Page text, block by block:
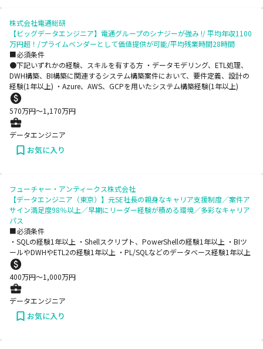
株式会社電通総研
【ビッグデータエンジニア】電通グループのシナジーが強み !/ 平均年収1100
万円超！/プライムベンダーとして価値提供が可能/平均残業時間28時間
■必須条件
●下記いずれかの経験、スキルを有する方 ・データモデリング、ETL処理、
DWH構築、BI構築に関連するシステム構築案件において、要件定義、設計の
経験(1年以上) ・Azure、AWS、GCPを用いたシステム構築経験(1年以上)
570万円〜1,170万円
データエンジニア
お気に入り
フューチャー・アンティークス株式会社
【データエンジニア（東京）】元SE社長の親身なキャリア支援制度／案件ア
サイン満足度98％以上／早期にリーダー経験が積める環境／多彩なキャリア
パス
■必須条件
・SQLの経験1年以上 ・Shellスクリプト、PowerShellの経験1年以上 ・BIツ
ールやDWHやETL2の経験1年以上 ・PL/SQLなどのデータベース経験1年以上
400万円〜1,000万円
データエンジニア
お気に入り